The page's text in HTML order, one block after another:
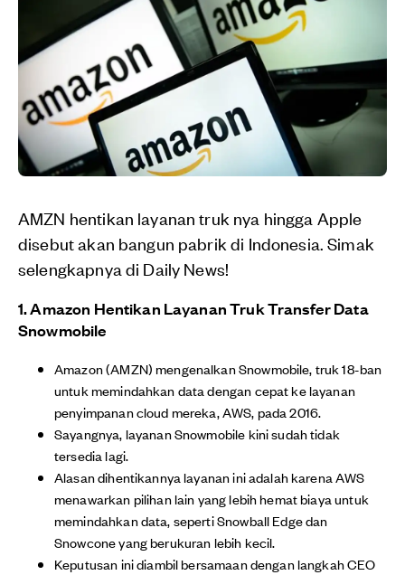
AMZN hentikan layanan truk nya hingga Apple
disebut akan bangun pabrik di Indonesia. Simak
selengkapnya di Daily News!
1. Amazon Hentikan Layanan Truk Transfer Data
Snowmobile
Amazon (AMZN) mengenalkan Snowmobile, truk 18-ban
untuk memindahkan data dengan cepat ke layanan
penyimpanan cloud mereka, AWS, pada 2016.
Sayangnya, layanan Snowmobile kini sudah tidak
tersedia lagi.
Alasan dihentikannya layanan ini adalah karena AWS
menawarkan pilihan lain yang lebih hemat biaya untuk
memindahkan data, seperti Snowball Edge dan
Snowcone yang berukuran lebih kecil.
Keputusan ini diambil bersamaan dengan langkah CEO